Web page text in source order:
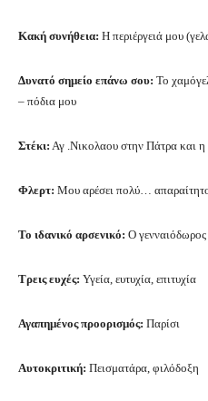
Κακή συνήθεια: Η περιέργειά μου
Δυνατό σημείο επάνω σου: Το
– πόδια μου
Στέκι: Αγ .Νικολαου στην Πάτρα και
Φλερτ: Μου αρέσει πολύ…
Το ιδανικό αρσενικό: Ο
Τρεις ευχές: Υγεία, ευτυχία, επιτυχία
Αγαπημένος προορισμός: Παρίσι
Αυτοκριτική: Πεισματάρα, φιλόδοξη